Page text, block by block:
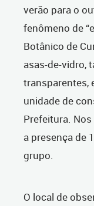
verão para o
fenômeno de
Botânico de
asas-de-vidro,
transparentes,
unidade de
Prefeitura.
a presença de
grupo.
O local de